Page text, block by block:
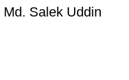
Md. Salek Uddin